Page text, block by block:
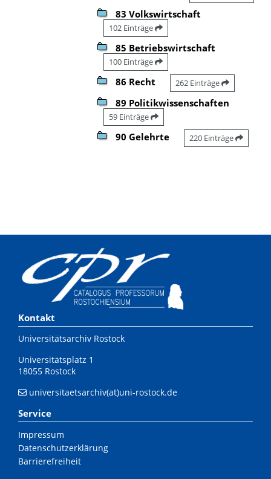
83 Volkswirtschaft
102 Einträge
85 Betriebswirtschaft
100 Einträge
86 Recht 262 Einträge
89 Politikwissenschaften
59 Einträge
90 Gelehrte 220 Einträge
Kontakt
Universitätsarchiv Rostock
Universitätsplatz 1
18055 Rostock
universitaetsarchiv(at)uni-rostock.de
Service
Impressum
Datenschutzerklärung
Barrierefreiheit